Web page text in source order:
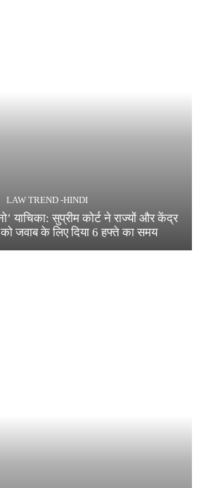
LAW TREND -HINDI
याचिका: सुप्रीम कोर्ट ने राज्यों और केंद्र
जवाब के लिए दिया 6 हफ्ते का समय